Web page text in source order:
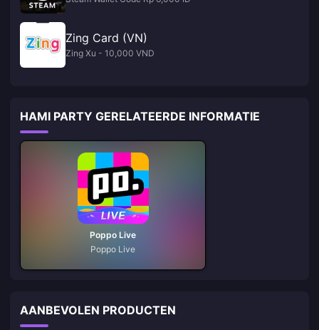
Zing Card (VN)
Zing Xu - 10,000 VND
HAMI PARTY GERELATEERDE INFORMATIE
Poppo Live
Poppo Live
AANBEVOLEN PRODUCTEN